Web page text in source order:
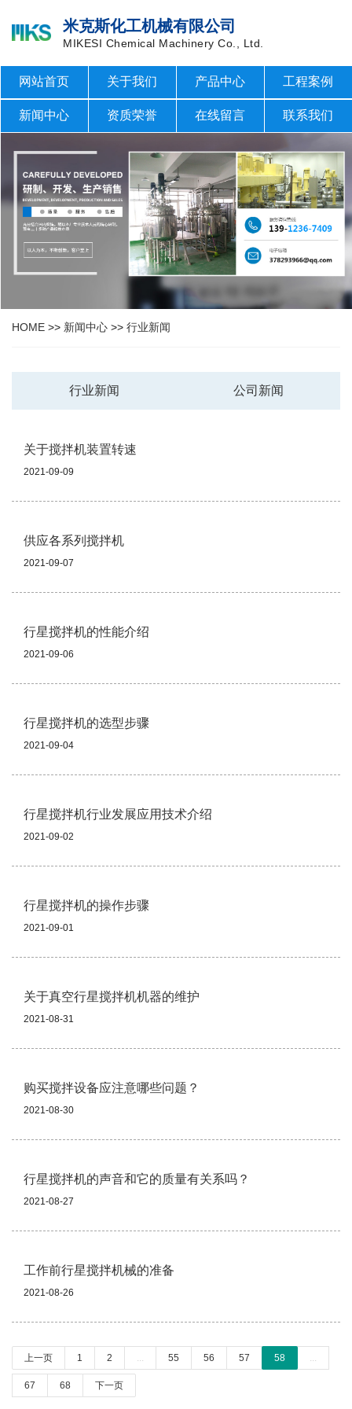
米克斯化工机械有限公司
MIKESI Chemical Machinery Co., Ltd.
网站首页 关于我们 产品中心 工程案例
新闻中心 资质荣誉 在线留言 联系我们
HOME >> 新闻中心 >> 行业新闻
行业新闻 公司新闻
关于搅拌机装置转速
2021-09-09
供应各系列搅拌机
2021-09-07
行星搅拌机的性能介绍
2021-09-06
行星搅拌机的选型步骤
2021-09-04
行星搅拌机行业发展应用技术介绍
2021-09-02
行星搅拌机的操作步骤
2021-09-01
关于真空行星搅拌机机器的维护
2021-08-31
购买搅拌设备应注意哪些问题？
2021-08-30
行星搅拌机的声音和它的质量有关系吗？
2021-08-27
工作前行星搅拌机械的准备
2021-08-26
上一页 1 2 ... 55 56 57 58 ...
67 68 下一页